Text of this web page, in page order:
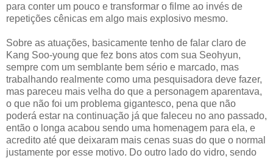
para conter um pouco e transformar o filme ao invés de
repetições cênicas em algo mais explosivo mesmo.
Sobre as atuações, basicamente tenho de falar claro de
Kang Soo-young que fez bons atos com sua Seohyun,
sempre com um semblante bem sério e marcado, mas
trabalhando realmente como uma pesquisadora deve fazer,
mas pareceu mais velha do que a personagem aparentava,
o que não foi um problema gigantesco, pena que não
poderá estar na continuação já que faleceu no ano passado,
então o longa acabou sendo uma homenagem para ela, e
acredito até que deixaram mais cenas suas do que o normal
justamente por esse motivo. Do outro lado do vidro, sendo